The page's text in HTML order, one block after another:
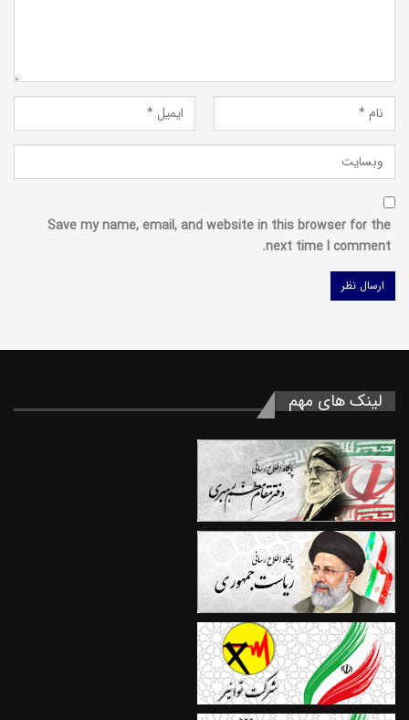
Save my name, email, and website in this browser for the
next time I comment.
لینک های مهم